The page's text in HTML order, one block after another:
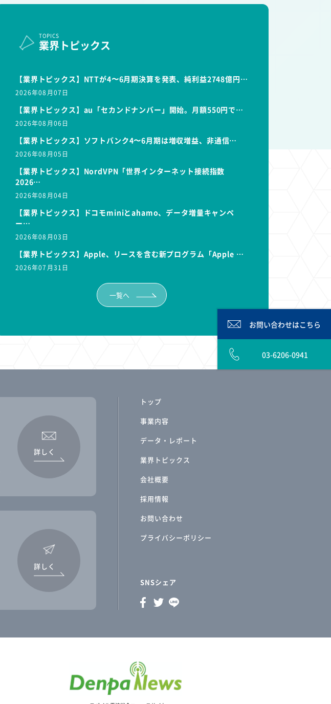
TOPICS
業界トピックス
【業界トピックス】NTTが4〜6月期決算を発表、純利益2748億円…
2026年08月07日
【業界トピックス】au「セカンドナンバー」開始。月額550円で…
2026年08月06日
【業界トピックス】ソフトバンク4〜6月期は増収増益、非通信…
2026年08月05日
【業界トピックス】NordVPN「世界インターネット接続指数
2026…
2026年08月04日
【業界トピックス】ドコモminiとahamo、データ増量キャンペ
ー…
2026年08月03日
【業界トピックス】Apple、リースを含む新プログラム「Apple …
2026年07月31日
一覧へ
お問い合わせはこちら
03-6206-0941
詳しく
詳しく
トップ
事業内容
データ・レポート
業界トピックス
会社概要
採用情報
お問い合わせ
プライバシーポリシー
SNSシェア